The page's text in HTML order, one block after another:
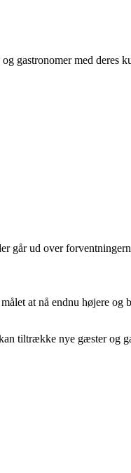
gastronomer med
går ud over
at nå endnu højere og
tiltrække nye gæster og